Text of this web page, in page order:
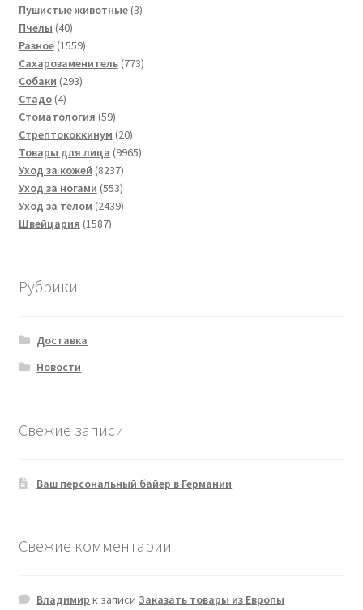
товара
Пушистые животные 33
Пчелы 4040
товаров
Разное 15591559
товаров
Сахарозаменитель 773773
Собаки 293293
Стадо 44
товара
Стоматология 5959
товаров
Стрептококкинум 2020
товаров
Товары для лица 99659965
Уход за кожей 82378237
товаров
Уход за ногами 553553
товара
Уход за телом 24392439
Швейцария 15871587
Рубрики
Доставка
Новости
Свежие записи
Ваш персональный байер в Германии
Свежие комментарии
Владимир к записиЗаказать товары из Европы